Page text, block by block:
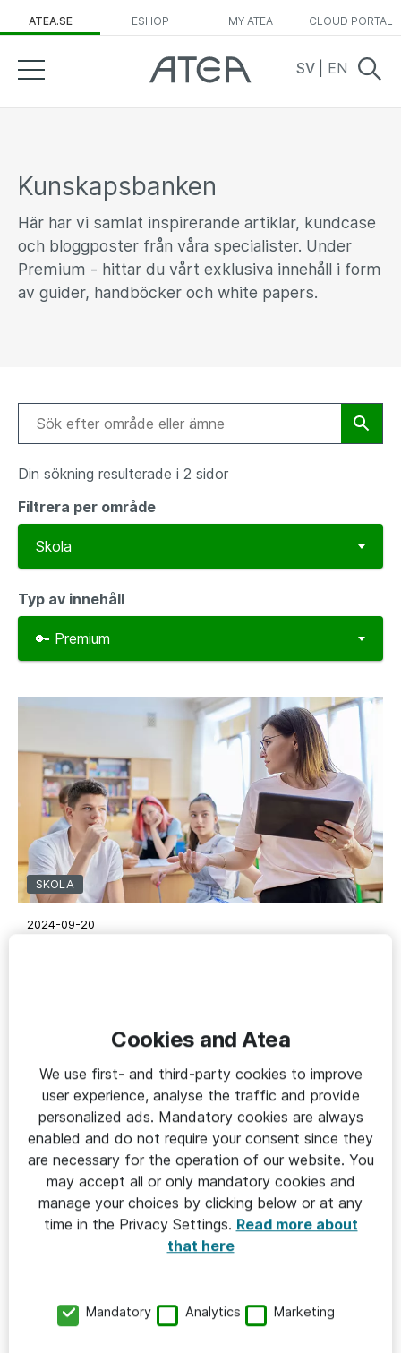
ATEA.SE ESHOP MY ATEA CLOUD PORTAL
SV EN
Kunskapsbanken
Här har vi samlat inspirerande artiklar, kundcase
och bloggposter från våra specialister. Under
Premium - hittar du vårt exklusiva innehåll i form
av guider, handböcker och white papers.
Din sökning resulterade i 2 sidor
Filtrera per område
Typ av innehåll
SKOLA
2024-09-20
Så ser föräldrar på skärmtid
Cookies and Atea
We use first- and third-party cookies to improve
user experience, analyse the traffic and provide
personalized ads. Mandatory cookies are always
enabled and do not require your consent since they
are necessary for the operation of our website. You
may accept all or only mandatory cookies and
manage your choices by clicking below or at any
time in the Privacy Settings. Read more about
that here
Mandatory Analytics Marketing